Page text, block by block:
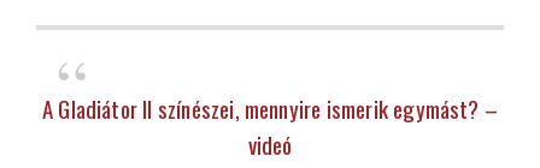
A Gladiátor II színészei, mennyire ismerik egymást? –
videó